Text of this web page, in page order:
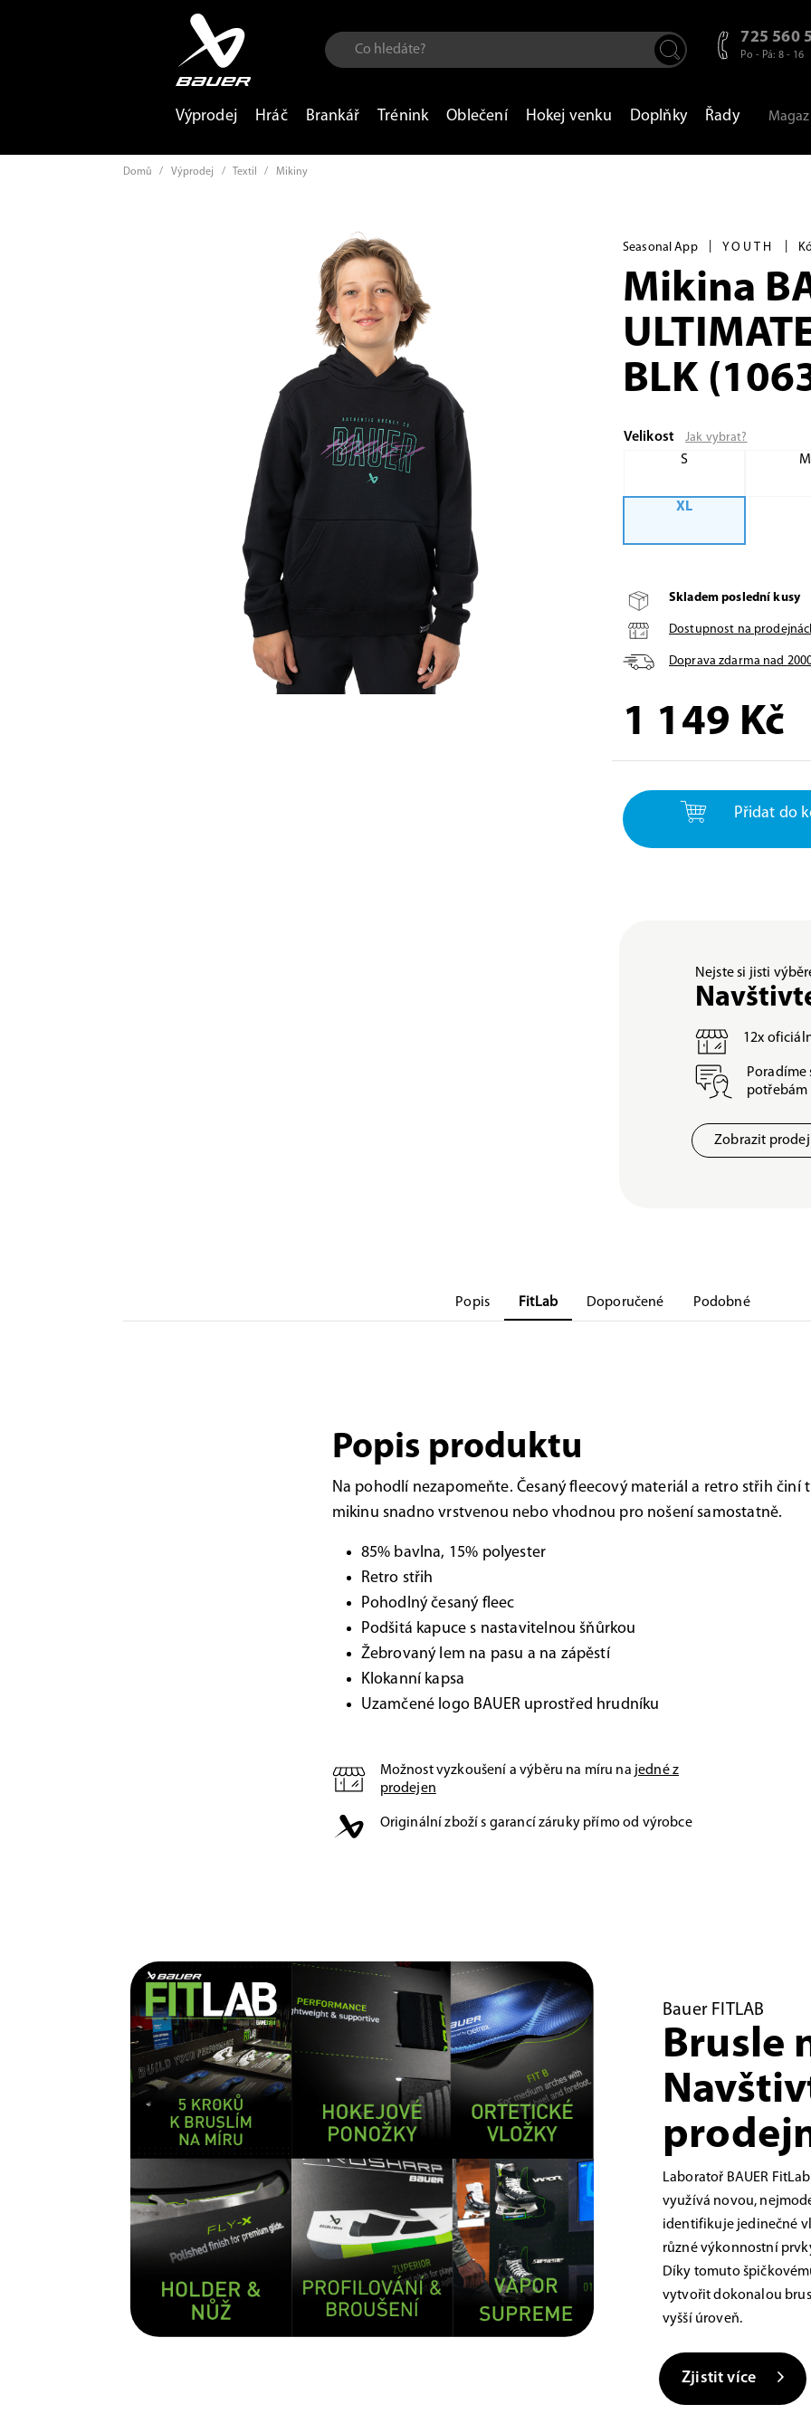
725 560
Po - Pá: 8 - 16
Výprodej Hráč Brankář Trénink Oblečení Hokej venku Doplňky Řady
Domů / Výprodej / Textil / Mikiny
Seasonal App YOUTH
Mikina
BLK
Velikost Jak vybrat?
S M
XL
Skladem poslední kusy
Dostupnost na
Doprava zdarma nad
1 149 Kč
Přidat do
Nejste si jisti
12x
Poradíme
potřebám
Zobrazit
Popis FitLab Doporučené Podobné
Popis produktu
Na pohodlí nezapomeňte. Česaný fleecový materiál a retro střih činí
mikinu snadno vrstvenou nebo vhodnou pro nošení samostatně.
85% bavlna, 15% polyester
Retro střih
Pohodlný česaný fleec
Podšitá kapuce s nastavitelnou šňůrkou
Žebrovaný lem na pasu a na zápěstí
Klokanní kapsa
Uzamčené logo BAUER uprostřed hrudníku
Možnost vyzkoušení a výběru na míru na jedné z
prodejen
Originální zboží s garancí záruky přímo od výrobce
Bauer FITLAB
Brusle
Laboratoř BAUER
využívá novou,
identifikuje jedinečné
různé výkonnostní
Díky tomuto
vytvořit dokonalou
vyšší úroveň.
Zjistit více